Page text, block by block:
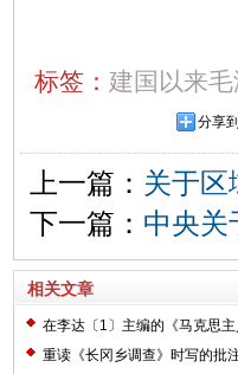
标签： 建国以来
分享
上一篇： 关于区
下一篇： 中央关
相关文章
在李达〔1〕主编的《马克思
〔2〕
重读《长冈乡调查》时写的批注